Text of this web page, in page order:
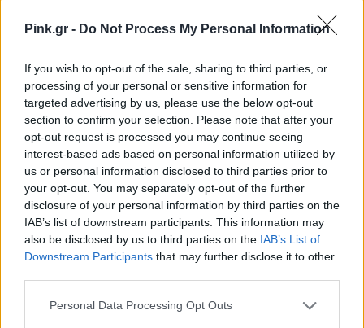
Pink.gr - Do Not Process My Personal Information
If you wish to opt-out of the sale, sharing to third parties, or
processing of your personal or sensitive information for
targeted advertising by us, please use the below opt-out
section to confirm your selection. Please note that after your
opt-out request is processed you may continue seeing
interest-based ads based on personal information utilized by
us or personal information disclosed to third parties prior to
your opt-out. You may separately opt-out of the further
disclosure of your personal information by third parties on the
IAB’s list of downstream participants. This information may
also be disclosed by us to third parties on the IAB’s List of
Downstream Participants that may further disclose it to other
Personal Data Processing Opt Outs
Δείτε αυτή τη δημοσίευση στο Instagram.
Η δημοσίευση κοινοποιήθηκε από το χρήστη Chiara Ferragni ✨ (@chiaraferragni)